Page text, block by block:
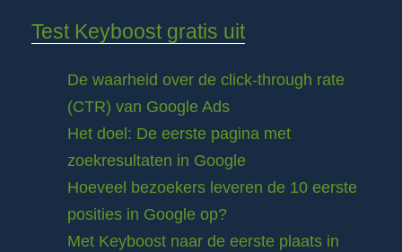
Test Keyboost gratis uit
De waarheid over de click-through rate
(CTR) van Google Ads
Het doel: De eerste pagina met
zoekresultaten in Google
Hoeveel bezoekers leveren de 10 eerste
posities in Google op?
Met Keyboost naar de eerste plaats in